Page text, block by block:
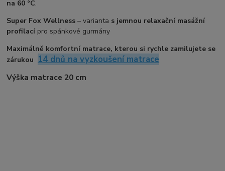
na 60 °C.
Super Fox Wellness – varianta s jemnou relaxační masážní
profilací pro spánkové gurmány
Maximálně komfortní matrace, kterou si rychle zamilujete se
zárukou 14 dnů na vyzkoušení matrace
Výška matrace 20 cm